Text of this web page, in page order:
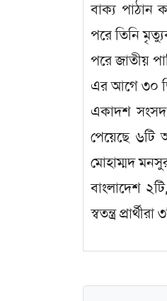
বাক্য পাঠান
পরে তিনি
পরে জাতীয়
এর আগে ৩০
একাদশ সংসদ
পেয়েছে ৬টি
মোহাম্মদ
বাংলাদেশ
স্বতন্ত্র